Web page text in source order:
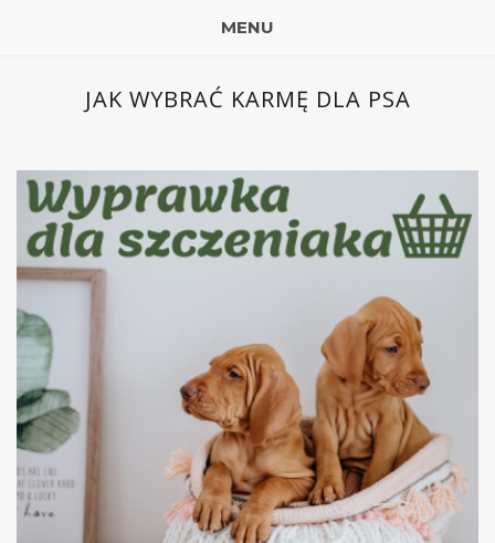
MENU
JAK WYBRAĆ KARMĘ DLA PSA